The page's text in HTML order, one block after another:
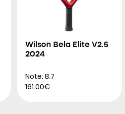
Wilson Bela Elite V2.5
2024
Note: 8.7
161.00€